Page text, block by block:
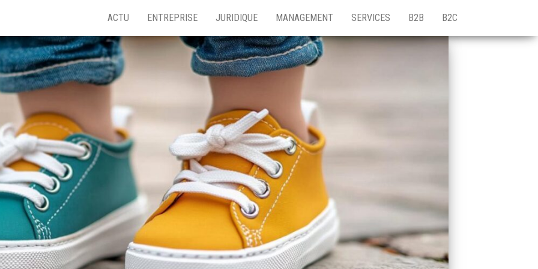
ACTU ENTREPRISE JURIDIQUE MANAGEMENT SERVICES B2B B2C